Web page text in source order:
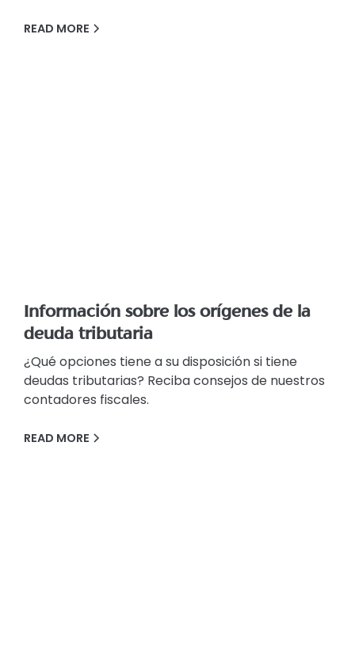
READ MORE
Información sobre los orígenes de la
deuda tributaria
¿Qué opciones tiene a su disposición si tiene
deudas tributarias? Reciba consejos de nuestros
contadores fiscales.
READ MORE